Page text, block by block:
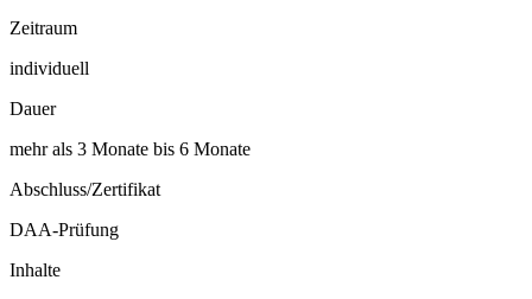
Zeitraum
individuell
Dauer
mehr als 3 Monate bis 6 Monate
Abschluss/Zertifikat
DAA-Prüfung
Inhalte